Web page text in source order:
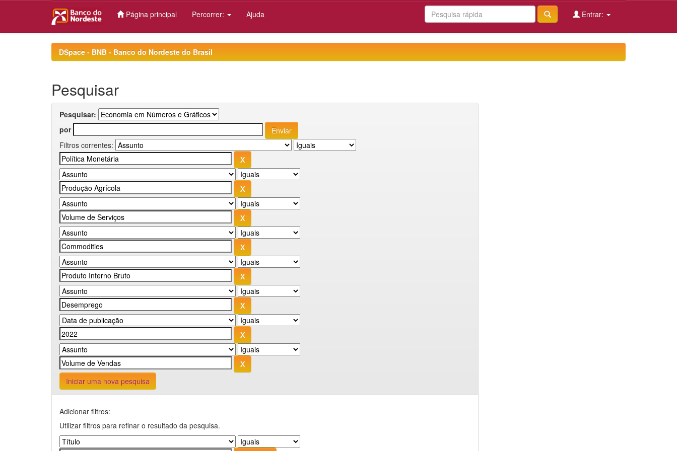
Página principal Percorrer: Ajuda Entrar:
DSpace - BNB - Banco do Nordeste do Brasil
Pesquisar
Pesquisar:
por
Filtros correntes:
Iniciar uma nova pesquisa
Adicionar filtros:
Utilizar filtros para refinar o resultado da pesquisa.